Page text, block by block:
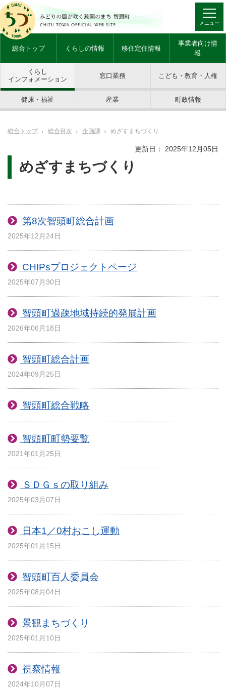
メニュー
総合トップ くらしの情報 移住定住情報
事業者向け情
報
くらし
インフォメーション
窓口業務 こども・教育・人権
健康・福祉 産業 町政情報
総合トップ 総合目次 企画課 めざすまちづくり
更新日： 2025年12月05日
めざすまちづくり
第8次智頭町総合計画
2025年12月24日
CHIPsプロジェクトページ
2025年07月30日
智頭町過疎地域持続的発展計画
2026年06月18日
智頭町総合計画
2024年09月25日
智頭町総合戦略
智頭町町勢要覧
2021年01月25日
ＳＤＧｓの取り組み
2025年03月07日
日本1／0村おこし運動
2025年01月15日
智頭町百人委員会
2025年08月04日
景観まちづくり
2025年01月10日
視察情報
2024年10月07日